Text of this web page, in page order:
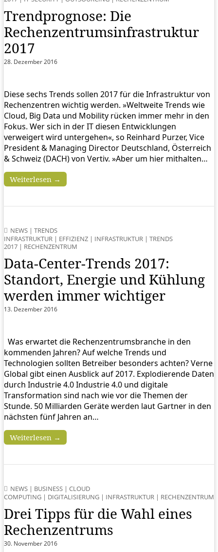
Trendprognose: Die
Rechenzentrumsinfrastruktur
2017
28. Dezember 2016
Diese sechs Trends sollen 2017 für die Infrastruktur von
Rechenzentren wichtig werden. »Weltweite Trends wie
Cloud, Big Data und Mobility rücken immer mehr in den
Fokus. Wer sich in der IT diesen Entwicklungen
verweigert wird untergehen«, so Reinhard Purzer, Vice
President & Managing Director Deutschland, Österreich
& Schweiz (DACH) von Vertiv. »Aber um hier mithalten…
Weiterlesen →
NEWS | TRENDS
INFRASTRUKTUR | EFFIZIENZ | INFRASTRUKTUR | TRENDS
2017 | RECHENZENTRUM
Data-Center-Trends 2017:
Standort, Energie und Kühlung
werden immer wichtiger
13. Dezember 2016
Was erwartet die Rechenzentrumsbranche in den
kommenden Jahren? Auf welche Trends und
Technologien sollten Betreiber besonders achten? Verne
Global gibt einen Ausblick auf 2017. Explodierende Daten
durch Industrie 4.0 Industrie 4.0 und digitale
Transformation sind nach wie vor die Themen der
Stunde. 50 Milliarden Geräte werden laut Gartner in den
nächsten fünf Jahren an…
Weiterlesen →
NEWS | BUSINESS | CLOUD
COMPUTING | DIGITALISIERUNG | INFRASTRUKTUR | RECHENZENTRUM
Drei Tipps für die Wahl eines
Rechenzentrums
30. November 2016